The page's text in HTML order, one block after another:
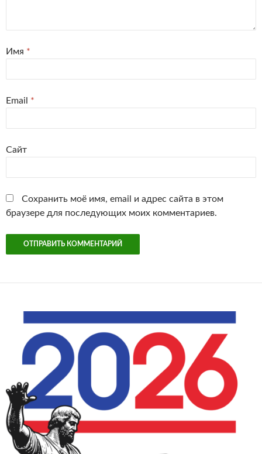
Имя *
Email *
Сайт
Сохранить моё имя, email и адрес сайта в этом
браузере для последующих моих комментариев.